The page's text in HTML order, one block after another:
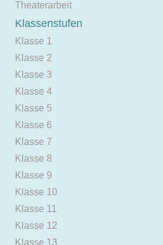
Theaterarbeit
Klassenstufen
Klasse 1
Klasse 2
Klasse 3
Klasse 4
Klasse 5
Klasse 6
Klasse 7
Klasse 8
Klasse 9
Klasse 10
Klasse 11
Klasse 12
Klasse 13